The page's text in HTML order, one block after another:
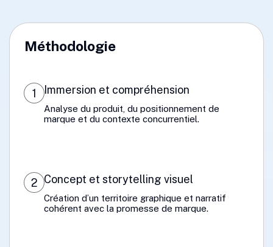
Méthodologie
1 Immersion et compréhension
Analyse du produit, du positionnement de
marque et du contexte concurrentiel.
2 Concept et storytelling visuel
Création d’un territoire graphique et narratif
cohérent avec la promesse de marque.